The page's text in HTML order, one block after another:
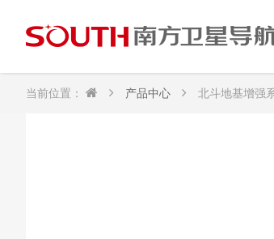
当前位置： 产品中心 北斗地基增强